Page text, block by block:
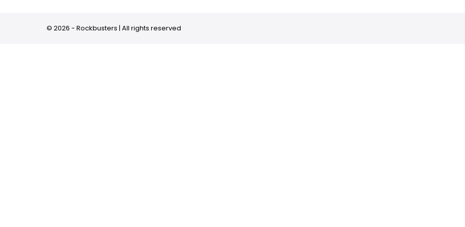
© 2026 - Rockbusters | All rights reserved